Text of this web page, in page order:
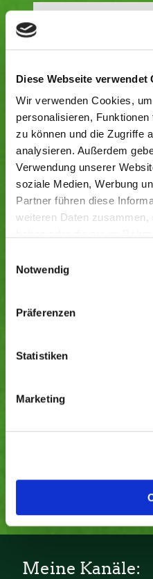
Diese Webseite verwendet
Wir verwenden Cookies,
personalisieren,
zu können und die Zugriffe
analysieren. Außerdem
Verwendung unserer
soziale Medien, Werbung
Partner führen diese
weiteren Daten zusammen,
Cookies, wenn Sie unsere
Notwendig
Präferenzen
Statistiken
Marketing
*Pflichtfeld
Mit der Nutzung
sich mit der
Datenschutzerklärung
Mail
Website
Meine Kanäle: